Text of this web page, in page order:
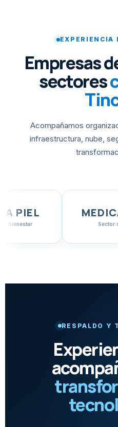
EXPERIENCIA
Empresas
sectores
Acompañamos
infraestructura, nube,
MEDICAUCA
RESPALDO Y